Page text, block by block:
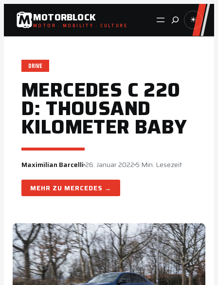
Zum
Inhalt
springen
MOTORBLOCK
MOTOR · MOBILITY · CULTURE Suche ☀
DRIVE
MERCEDES C 220
D: THOUSAND
KILOMETER BABY
Maximilian Barcelli26. Januar 20225 Min. Lesezeit
MERCEDES